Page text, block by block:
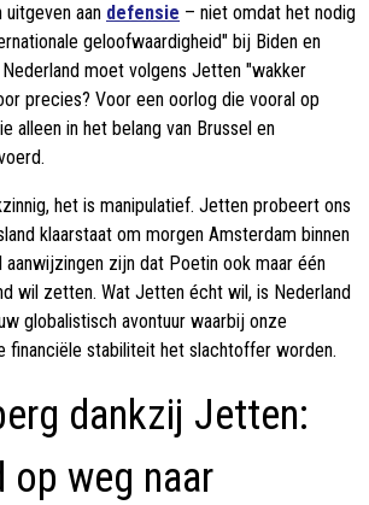
uitgeven aan defensie – niet omdat het nodig
geloofwaardigheid" bij Biden en
moet volgens Jetten "wakker
precies? Voor een oorlog die vooral op
alleen in het belang van Brussel en
het is manipulatief. Jetten probeert ons
klaarstaat om morgen Amsterdam binnen
zijn dat Poetin ook maar één
wil zetten. Wat Jetten écht wil, is Nederland
globalistisch avontuur waarbij onze
financiële stabiliteit het slachtoffer worden.
dankzij Jetten:
op weg naar